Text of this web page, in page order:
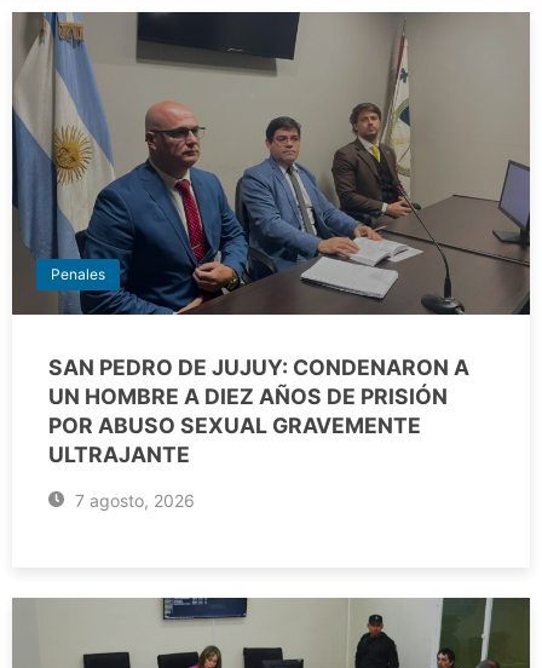
Penales
SAN PEDRO DE JUJUY: CONDENARON A
UN HOMBRE A DIEZ AÑOS DE PRISIÓN
POR ABUSO SEXUAL GRAVEMENTE
ULTRAJANTE
7 agosto, 2026